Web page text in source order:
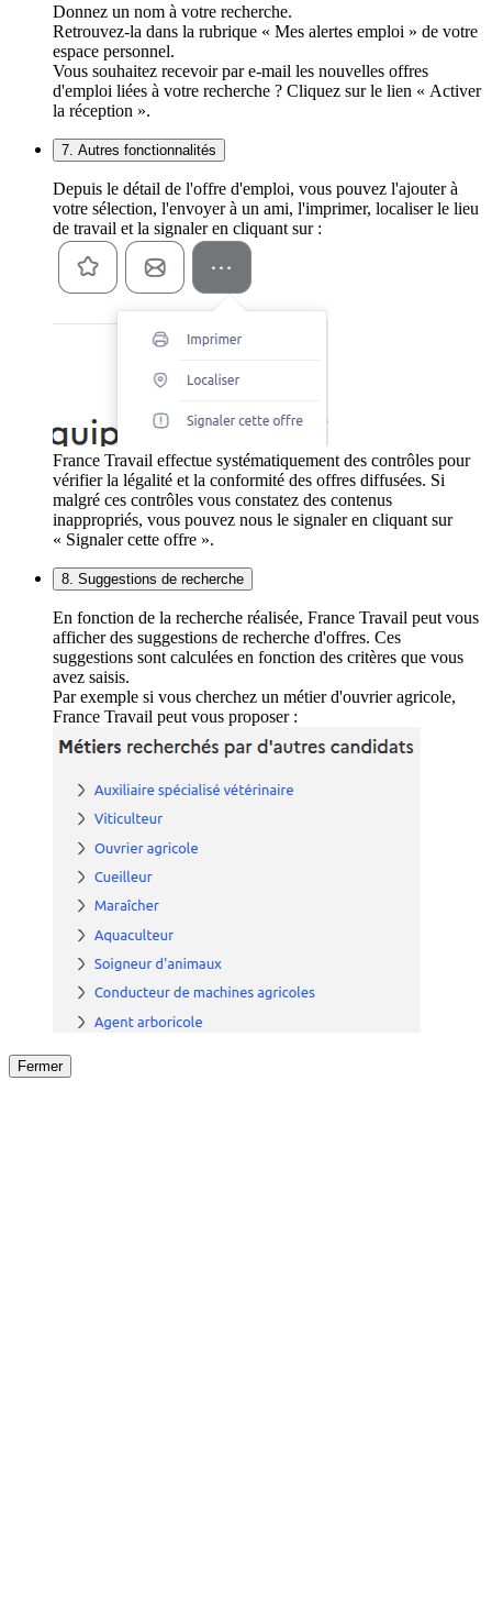
Donnez un nom à votre recherche.
Retrouvez-la dans la rubrique « Mes alertes emploi » de votre
espace personnel.
Vous souhaitez recevoir par e-mail les nouvelles offres
d'emploi liées à votre recherche ? Cliquez sur le lien « Activer
la réception ».
7. Autres fonctionnalités
Depuis le détail de l'offre d'emploi, vous pouvez l'ajouter à
votre sélection, l'envoyer à un ami, l'imprimer, localiser le lieu
de travail et la signaler en cliquant sur :
France Travail effectue systématiquement des contrôles pour
vérifier la légalité et la conformité des offres diffusées. Si
malgré ces contrôles vous constatez des contenus
inappropriés, vous pouvez nous le signaler en cliquant sur
« Signaler cette offre ».
8. Suggestions de recherche
En fonction de la recherche réalisée, France Travail peut vous
afficher des suggestions de recherche d'offres. Ces
suggestions sont calculées en fonction des critères que vous
avez saisis.
Par exemple si vous cherchez un métier d'ouvrier agricole,
France Travail peut vous proposer :
Fermer